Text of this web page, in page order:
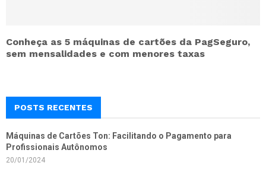
Conheça as 5 máquinas de cartões da PagSeguro,
sem mensalidades e com menores taxas
POSTS RECENTES
Máquinas de Cartões Ton: Facilitando o Pagamento para
Profissionais Autônomos
20/01/2024